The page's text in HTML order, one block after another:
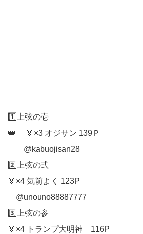
1️⃣上弦の壱
👑 🏅×3 オジサン 139Ｐ
@kabuojisan28
2️⃣上弦の弍
🏅×4 気前よく 123P
@unouno88887777
3️⃣上弦の参
🏅×4 トランプ大明神 116P